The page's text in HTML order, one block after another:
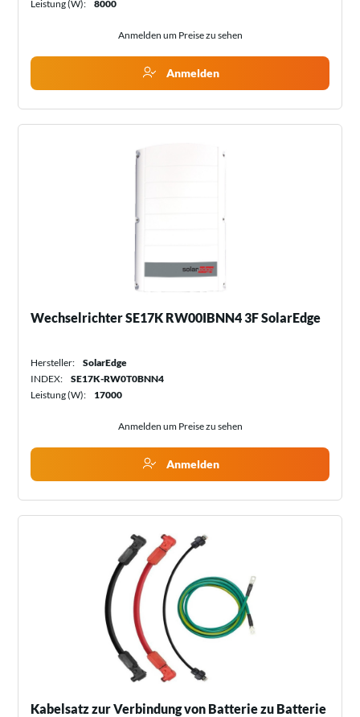
Leistung (W):
8000
Anmelden um Preise zu sehen
Anmelden
Wechselrichter SE17K RW00IBNN4 3F SolarEdge
Hersteller:
SolarEdge
INDEX:
SE17K-RW0T0BNN4
Leistung (W):
17000
Anmelden um Preise zu sehen
Anmelden
Kabelsatz zur Verbindung von Batterie zu Batterie